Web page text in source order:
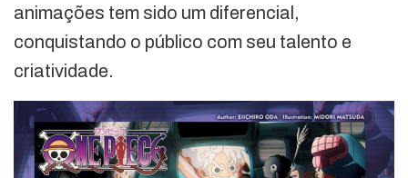
animações tem sido um diferencial,
conquistando o público com seu talento e
criatividade.